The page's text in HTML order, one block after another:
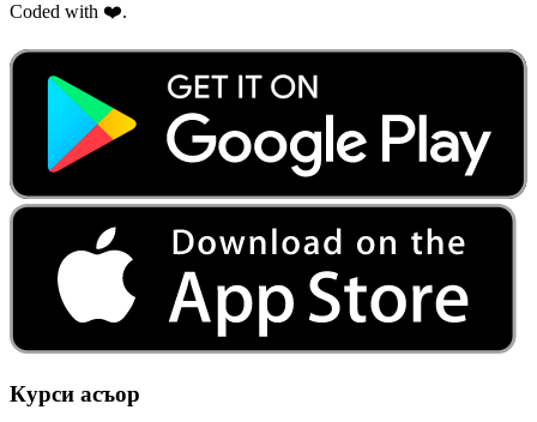
Coded with ❤️.
Курси асъор